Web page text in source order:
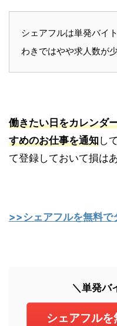
シェアフルは単発バイ
わきではやや求人数が
働きたい日をカレンダ
すめのお仕事を通知し
て登録しておいて損は
>>シェアフルを無料で
＼単発バ
シェアフル